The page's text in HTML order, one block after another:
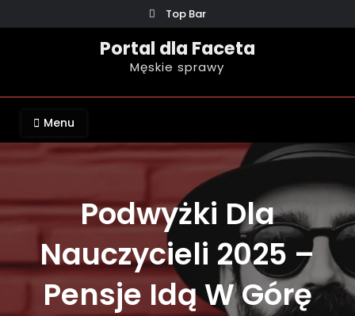
to
Top Bar
Portal dla Faceta
Męskie sprawy
Menu
Podwyżki Dla
Nauczycieli 2025 –
Pensje Idą W Górę